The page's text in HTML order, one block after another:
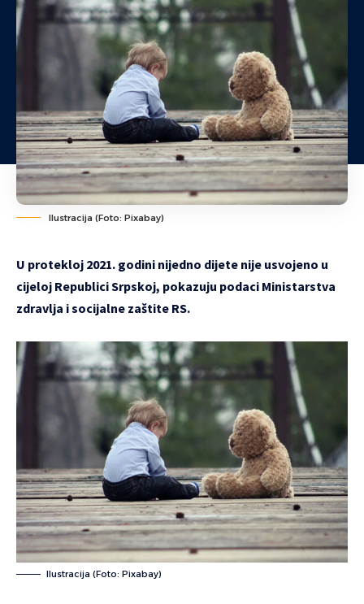
Ilustracija (Foto: Pixabay)
U protekloj 2021. godini nijedno dijete nije usvojeno u
cijeloj Republici Srpskoj, pokazuju podaci Ministarstva
zdravlja i socijalne zaštite RS.
Ilustracija (Foto: Pixabay)